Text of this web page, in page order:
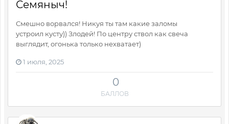
0
БАЛЛОВ
Семяныч!
Смешно ворвался! Никуя ты там какие заломы
устроил кусту)) Злодей! По центру ствол как свеча
выглядит, огонька только нехватает)
1 июля, 2025